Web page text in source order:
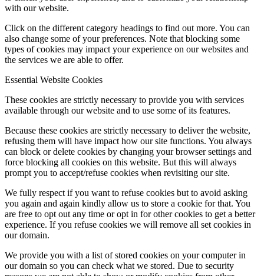
with our website.
Click on the different category headings to find out more. You can
also change some of your preferences. Note that blocking some
types of cookies may impact your experience on our websites and
the services we are able to offer.
Essential Website Cookies
These cookies are strictly necessary to provide you with services
available through our website and to use some of its features.
Because these cookies are strictly necessary to deliver the website,
refusing them will have impact how our site functions. You always
can block or delete cookies by changing your browser settings and
force blocking all cookies on this website. But this will always
prompt you to accept/refuse cookies when revisiting our site.
We fully respect if you want to refuse cookies but to avoid asking
you again and again kindly allow us to store a cookie for that. You
are free to opt out any time or opt in for other cookies to get a better
experience. If you refuse cookies we will remove all set cookies in
our domain.
We provide you with a list of stored cookies on your computer in
our domain so you can check what we stored. Due to security